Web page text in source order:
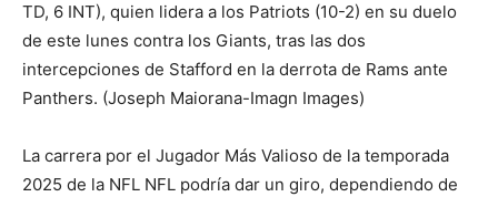
TD, 6 INT), quien lidera a los Patriots (10-2) en su duelo
de este lunes contra los Giants, tras las dos
intercepciones de Stafford en la derrota de Rams ante
Panthers. (Joseph Maiorana-Imagn Images)
La carrera por el Jugador Más Valioso de la temporada
2025 de la NFL NFL podría dar un giro, dependiendo de